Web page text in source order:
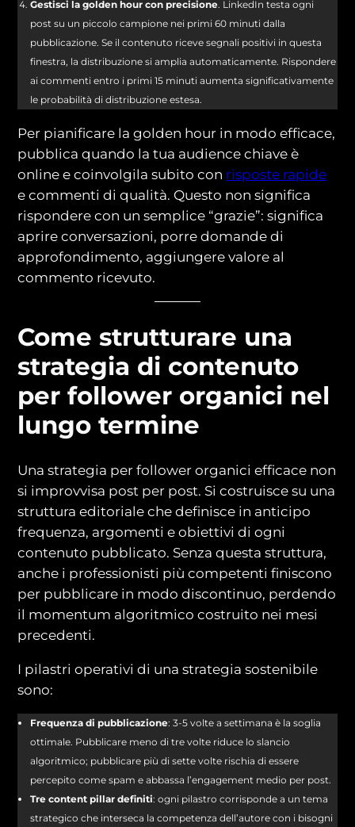
Gestisci la golden hour con precisione. LinkedIn testa ogni
post su un piccolo campione nei primi 60 minuti dalla
pubblicazione. Se il contenuto riceve segnali positivi in questa
finestra, la distribuzione si amplia automaticamente. Rispondere
ai commenti entro i primi 15 minuti aumenta significativamente
le probabilità di distribuzione estesa.
Per pianificare la golden hour in modo efficace,
pubblica quando la tua audience chiave è
online e coinvolgila subito con risposte rapide
e commenti di qualità. Questo non significa
rispondere con un semplice “grazie”: significa
aprire conversazioni, porre domande di
approfondimento, aggiungere valore al
commento ricevuto.
Come strutturare una
strategia di contenuto
per follower organici nel
lungo termine
Una strategia per follower organici efficace non
si improvvisa post per post. Si costruisce su una
struttura editoriale che definisce in anticipo
frequenza, argomenti e obiettivi di ogni
contenuto pubblicato. Senza questa struttura,
anche i professionisti più competenti finiscono
per pubblicare in modo discontinuo, perdendo
il momentum algoritmico costruito nei mesi
precedenti.
I pilastri operativi di una strategia sostenibile
sono:
Frequenza di pubblicazione: 3-5 volte a settimana è la soglia
ottimale. Pubblicare meno di tre volte riduce lo slancio
algoritmico; pubblicare più di sette volte rischia di essere
percepito come spam e abbassa l’engagement medio per post.
Tre content pillar definiti: ogni pilastro corrisponde a un tema
strategico che interseca la competenza dell’autore con i bisogni